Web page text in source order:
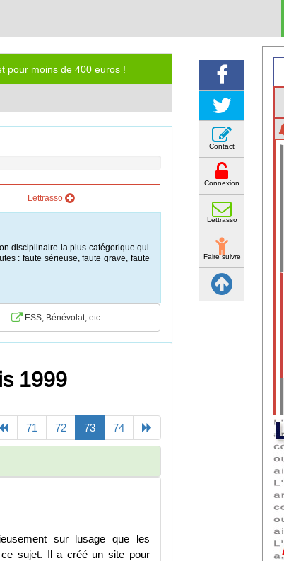
pour moins de 400 euros !
Lettrasso
disciplinaire la plus catégorique qui
: faute sérieuse, faute grave, faute
ESS, Bénévolat, etc.
1999
Previous
71 72 73(current)
74 Next
sur lusage que les
ce sujet. Il a créé un site pour
Contact
Connexion
Lettrasso
Faire suivre